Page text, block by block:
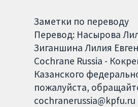
Заметки по переводу
Перевод: Насырова
Зиганшина Лилия
Cochrane Russia -
Казанского
пожалуйста,
cochranerussia@kpfu.ru